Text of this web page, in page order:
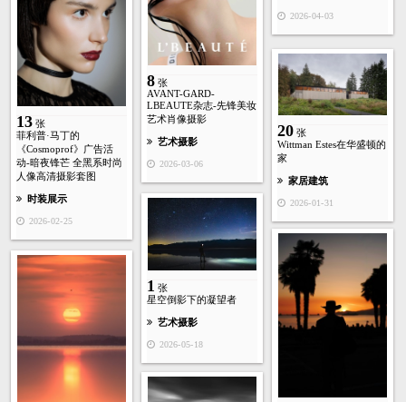
2026-04-03
8 张
AVANT-GARD-
LBEAUTE杂志-先锋美妆
艺术肖像摄影
艺术摄影
2026-03-06
13 张
菲利普·马丁的
《Cosmoprof》广告活
动-暗夜锋芒 全黑系时尚
人像高清摄影套图
时装展示
2026-02-25
20 张
Wittman Estes在华盛顿的
家
家居建筑
2026-01-31
1 张
星空倒影下的凝望者
艺术摄影
2026-05-18